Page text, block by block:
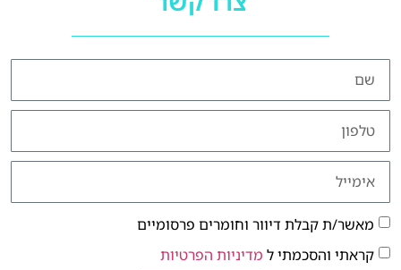
מאשר/ת קבלת דיוור וחומרים פרסומיים
קראתי והסכמתי ל מדיניות הפרטיות